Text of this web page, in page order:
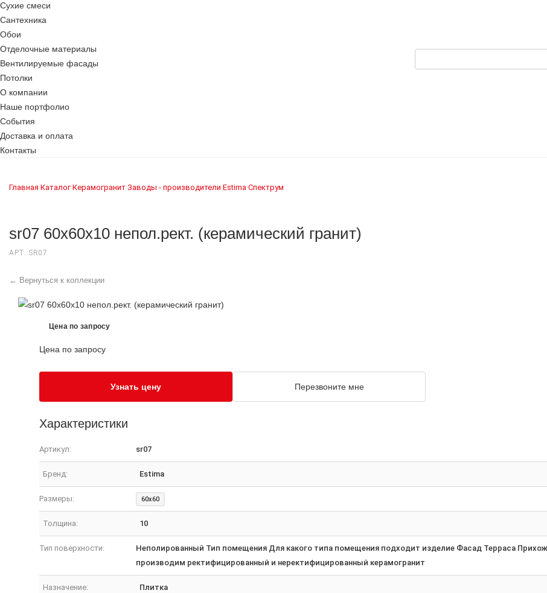
Сухие смеси
Сантехника
Обои
Отделочные материалы
Вентилируемые фасады
Потолки
О компании
Наше портфолио
События
Доставка и оплата
Контакты
Главная›Каталог›Керамогранит›Заводы - производители›Estima›Спектрум
sr07 60x60х10 непол.рект. (керамический гранит)
АРТ. SR07
← Вернуться к коллекции
Цена по запросу
Цена по запросу
Узнать цену Перезвоните мне
Характеристики
Артикул: sr07
Бренд: Estima
Размеры: 60x60
Толщина: 10
Тип поверхности:
Неполированный Тип помещения Для какого типа помещения подходит изделие Фасад Терраса
производим ректифицированный и неректифицированный керамогранит
Назначение: Плитка